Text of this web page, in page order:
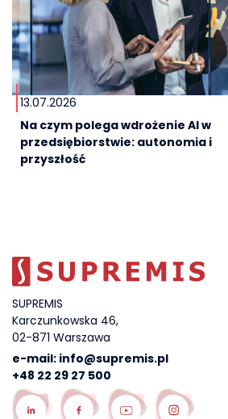
13.07.2026
Na czym polega wdrożenie AI w
przedsiębiorstwie: autonomia i
przyszłość
SUPREMIS
Karczunkowska 46,
02-871 Warszawa
e-mail: info@supremis.pl
+48 22 29 27 500